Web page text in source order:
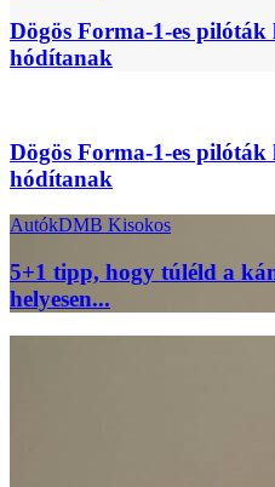
Dögös Forma-1-es pilóták
hódítanak
Dögös Forma-1-es pilóták
hódítanak
AutókDMB Kisokos
5+1 tipp, hogy túléld a
helyesen...